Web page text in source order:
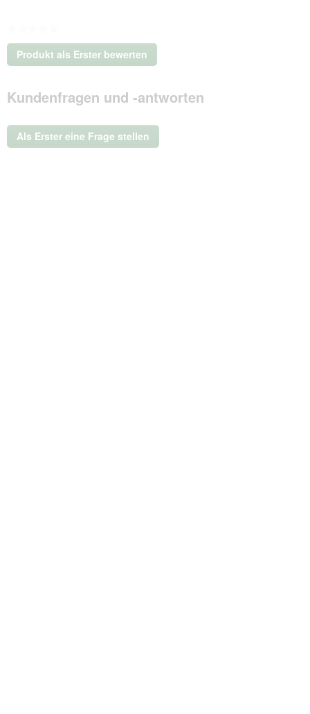
Kein
Beurteilungswert
Produkt als Erster bewerten
.
dieser
Aktion
ein
modales
Kundenfragen und -antworten
Als Erster eine Frage stellen